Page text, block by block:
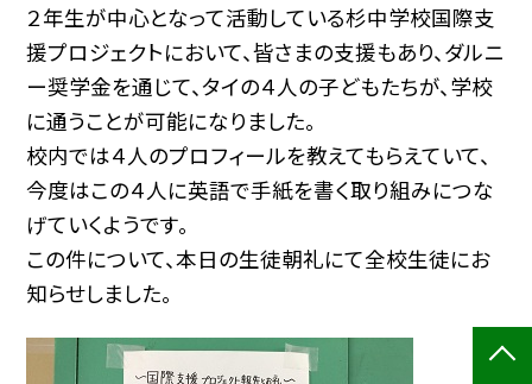
２年生が中心となって活動している杉中学校国際支
援プロジェクトにおいて、皆さまの支援もあり、ダルニ
ー奨学金を通じて、タイの４人の子どもたちが、学校
に通うことが可能になりました。
校内では４人のプロフィールを教えてもらえていて、
今度はこの４人に英語で手紙を書く取り組みにつな
げていくようです。
この件について、本日の生徒朝礼にて全校生徒にお
知らせしました。